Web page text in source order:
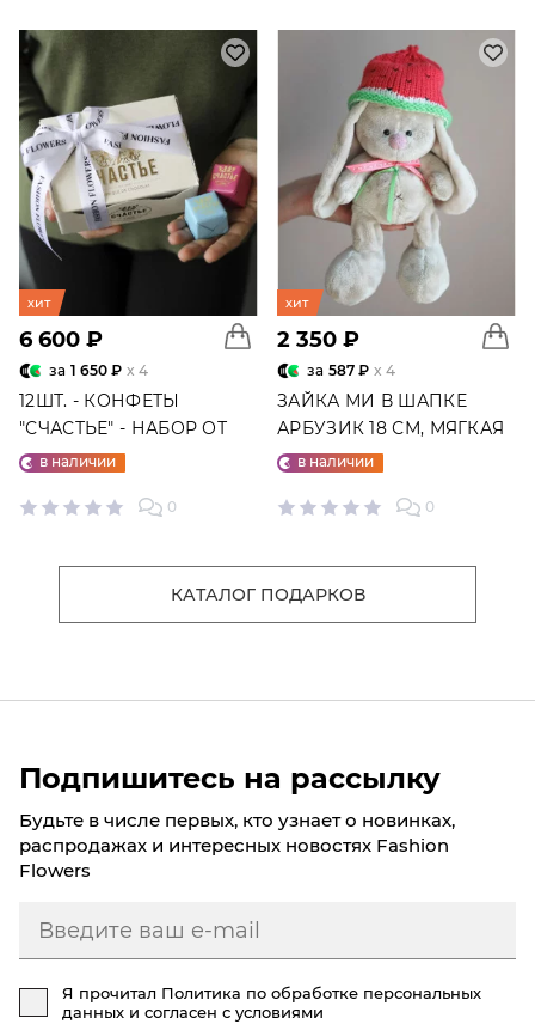
хит
6 600 ₽
за 1 650 ₽ x 4
12ШТ. - КОНФЕТЫ
"СЧАСТЬЕ" - НАБОР ОТ
"ФАБРИКИ СЧАСТЬЕ"
в наличии
0
хит
2 350 ₽
за 587 ₽ x 4
ЗАЙКА МИ В ШАПКЕ
АРБУЗИК 18 СМ, МЯГКАЯ
ИГРУШКА
в наличии
0
КАТАЛОГ ПОДАРКОВ
Подпишитесь на рассылку
Будьте в числе первых, кто узнает о новинках,
распродажах и интересных новостях Fashion
Flowers
Я прочитал Политика по обработке персональных
данных и согласен с условиями